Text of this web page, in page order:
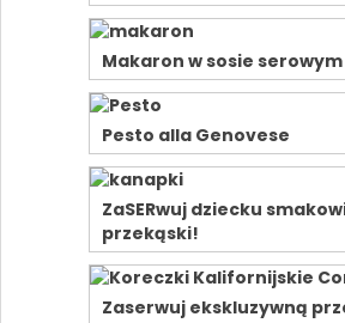
Makaron w sosie serowym
Pesto alla Genovese
ZaSERwuj dziecku
przekąski!
Zaserwuj ekskluzywną